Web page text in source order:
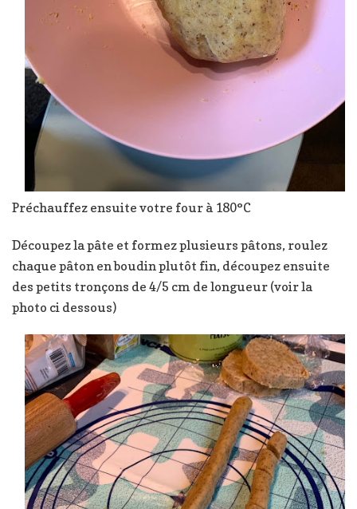
Préchauffez ensuite votre four à 180°C
Découpez la pâte et formez plusieurs pâtons, roulez
chaque pâton en boudin plutôt fin, découpez ensuite
des petits tronçons de 4/5 cm de longueur (voir la
photo ci dessous)